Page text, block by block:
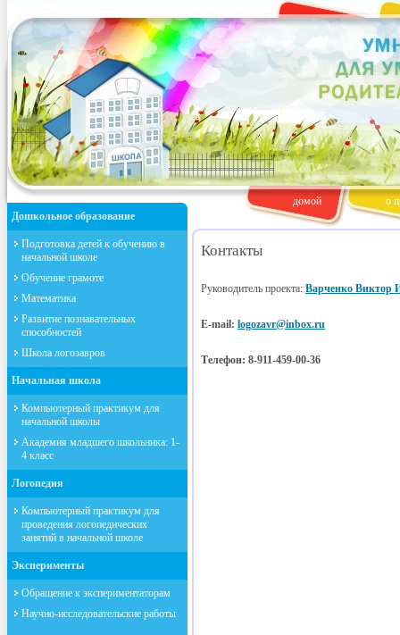
домой
о
Дошкольное образование
Подготовка детей к обучению в
начальной школе
Обучение грамоте
Математика
Развитие познавательных
способностей
Школа логозавров
Начальная школа
Компьютерный практикум для
начальной школы
Академия младшего школьника: 1-
4 класс
Логопедия
Компьютерный практикум для
проведения логопедических
занятий в начальной школе
Эксперименты
Обращение к экспериментаторам
Научно-исследовательские работы
Контакты
Руководитель проекта: Варченко Виктор
E-mail: logozavr@inbox.ru
Телефон: 8-911-459-00-36